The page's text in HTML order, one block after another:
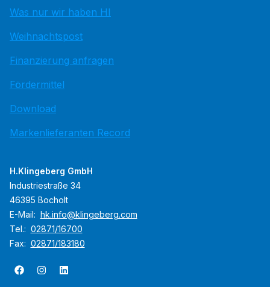
Was nur wir haben HI
Weihnachtspost
Finanzierung anfragen
Fördermittel
Download
Markenlieferanten Record
H.Klingeberg GmbH
Industriestraße 34
46395 Bocholt
E-Mail: hk.info@klingeberg.com
Tel.: 02871/16700
Fax: 02871/183180